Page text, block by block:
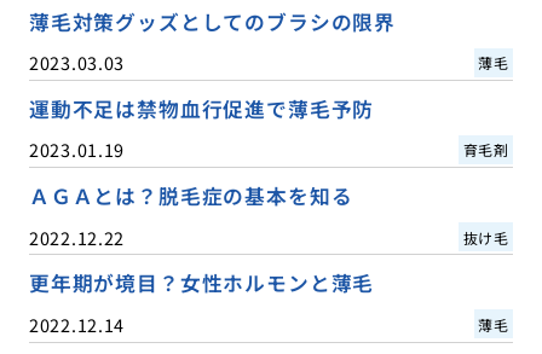
薄毛対策グッズとしてのブラシの限界
2023.03.03 薄毛
運動不足は禁物血行促進で薄毛予防
2023.01.19 育毛剤
ＡＧＡとは？脱毛症の基本を知る
2022.12.22 抜け毛
更年期が境目？女性ホルモンと薄毛
2022.12.14 薄毛